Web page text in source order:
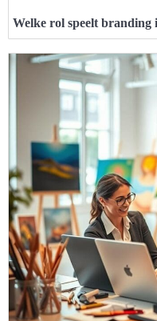
Welke rol speelt branding